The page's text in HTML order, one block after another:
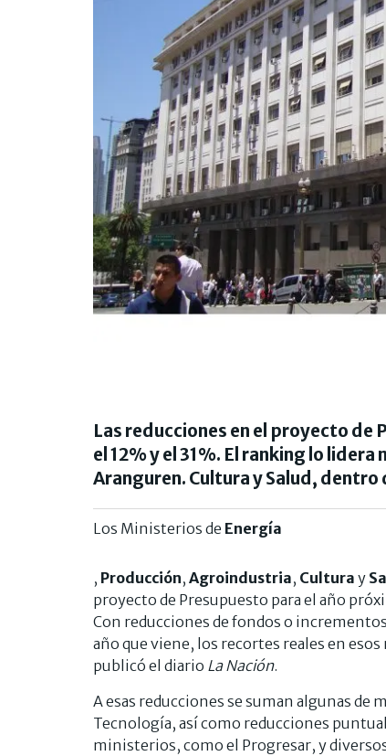
Las reducciones en el proyecto de
el 12% y el 31%. El ranking lo
Aranguren. Cultura y Salud, dentro
Los Ministerios de Energía
, Producción, Agroindustria, Cultura y
proyecto de Presupuesto para el año
Con reducciones de fondos o
año que viene, los recortes reales en
publicó el diario La Nación.
A esas reducciones se suman algunas
Tecnología, así como reducciones
ministerios, como el Progresar, y